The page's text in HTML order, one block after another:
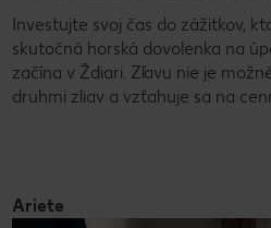
Investujte svoj čas do zážitkov,
skutočná horská dovolenka na
začína v Ždiari. Zľavu nie je
druhmi zliav a vzťahuje sa na
Ariete